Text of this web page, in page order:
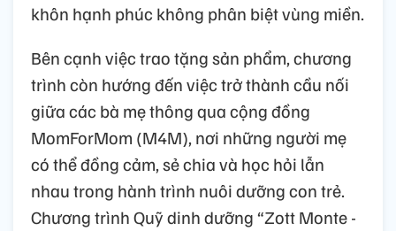
khôn hạnh phúc không phân biệt vùng miền.
Bên cạnh việc trao tặng sản phẩm, chương
trình còn hướng đến việc trở thành cầu nối
giữa các bà mẹ thông qua cộng đồng
MomForMom (M4M), nơi những người mẹ
có thể đồng cảm, sẻ chia và học hỏi lẫn
nhau trong hành trình nuôi dưỡng con trẻ.
Chương trình Quỹ dinh dưỡng “Zott Monte -